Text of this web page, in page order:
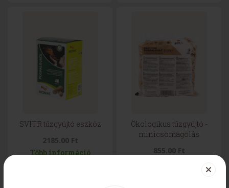
SVITR tűzgyújtó eszköz
2185.00 Ft
Több információ
Ökologikus tűzgyújtó -
minicsomagolás
855.00 Ft